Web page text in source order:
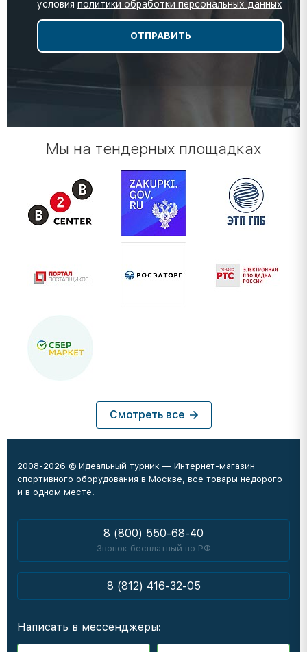
условия политики обработки персональных данных
Мы на тендерных площадках
Смотреть все
2008-2026 © Идеальный турник — Интернет-магазин
спортивного оборудования в Москве, все товары недорого
и в одном месте.
8 (800) 550-68-40
Звонок бесплатный по РФ
8 (812) 416-32-05
Написать в мессенджеры: